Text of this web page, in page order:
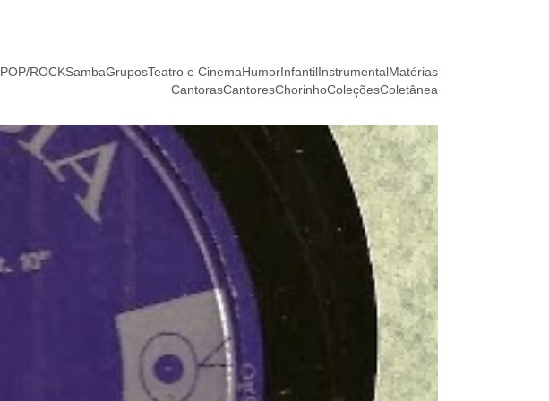
POP/ROCKSambaGruposTeatro e CinemaHumorInfantilInstrumentalMatérias
CantorasCantoresChorinhoColeçõesColetânea